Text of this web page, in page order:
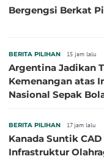
Bergengsi Berkat
BERITA PILIHAN 15 jam lalu
Argentina Jadikan
Kemenangan atas
Nasional Sepak
BERITA PILIHAN 17 jam lalu
Kanada Suntik
Infrastruktur